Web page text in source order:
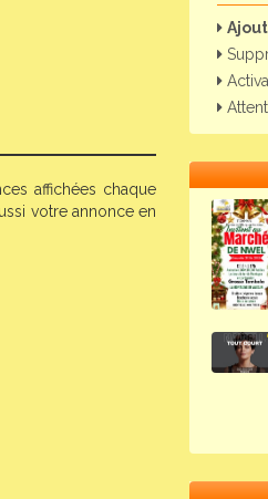
affichées chaque
votre annonce en